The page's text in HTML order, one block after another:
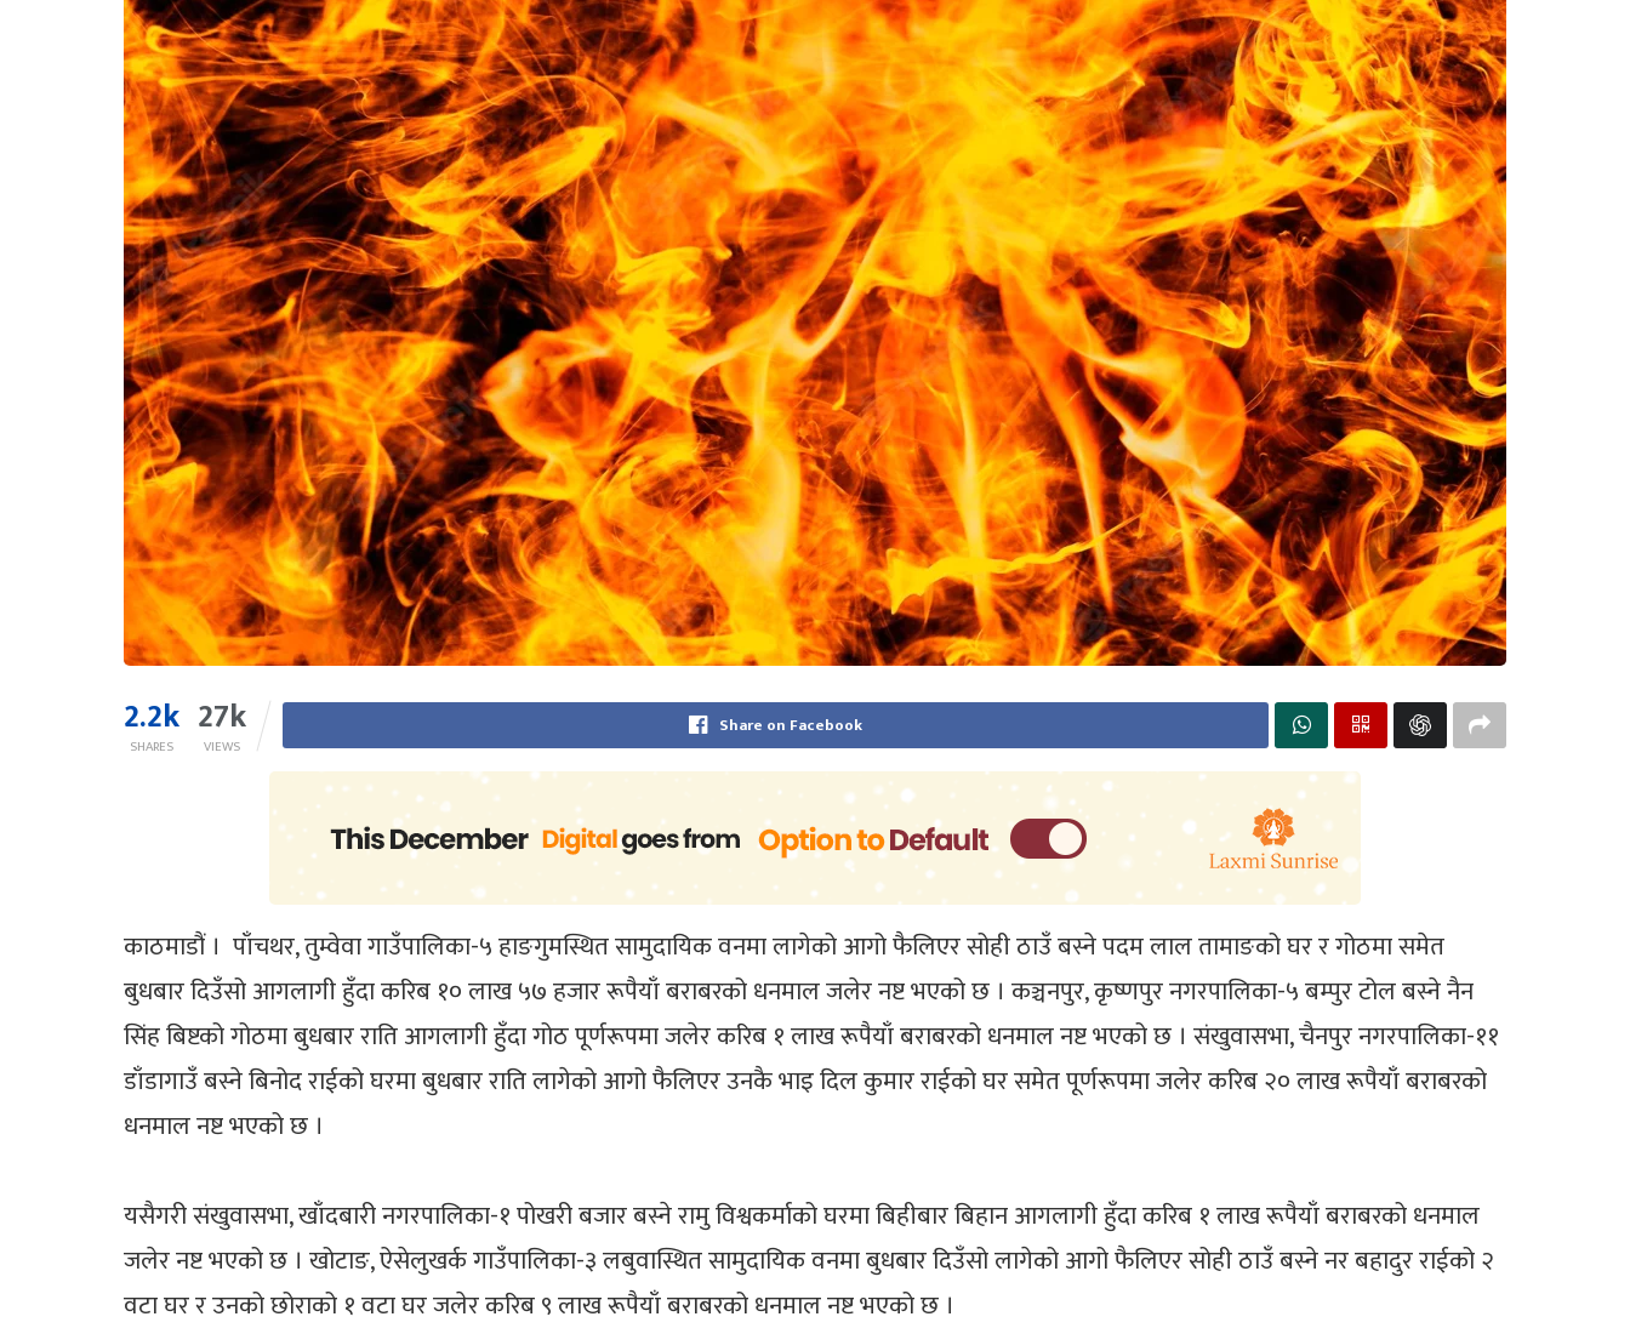
2.2k
SHARES
27k
VIEWS
Share on Facebook
काठमाडौं । पाँचथर, तुम्वेवा गाउँपालिका-५ हाङगुमस्थित सामुदायिक वनमा लागेको आगो फैलिएर सोही ठाउँ बस्ने पदम लाल तामाङको घर र गोठमा समेत
बुधबार दिउँसो आगलागी हुँदा करिब १० लाख ५७ हजार रूपैयाँ बराबरको धनमाल जलेर नष्ट भएको छ । कञ्चनपुर, कृष्णपुर नगरपालिका-५ बम्पुर टोल बस्ने नैन
सिंह बिष्टको गोठमा बुधबार राति आगलागी हुँदा गोठ पूर्णरूपमा जलेर करिब १ लाख रूपैयाँ बराबरको धनमाल नष्ट भएको छ । संखुवासभा, चैनपुर नगरपालिका-११
डाँडागाउँ बस्ने बिनोद राईको घरमा बुधबार राति लागेको आगो फैलिएर उनकै भाइ दिल कुमार राईको घर समेत पूर्णरूपमा जलेर करिब २० लाख रूपैयाँ बराबरको
धनमाल नष्ट भएको छ ।
यसैगरी संखुवासभा, खाँदबारी नगरपालिका-१ पोखरी बजार बस्ने रामु विश्वकर्माको घरमा बिहीबार बिहान आगलागी हुँदा करिब १ लाख रूपैयाँ बराबरको धनमाल
जलेर नष्ट भएको छ । खोटाङ, ऐसेलुखर्क गाउँपालिका-३ लबुवास्थित सामुदायिक वनमा बुधबार दिउँसो लागेको आगो फैलिएर सोही ठाउँ बस्ने नर बहादुर राईको २
वटा घर र उनको छोराको १ वटा घर जलेर करिब ९ लाख रूपैयाँ बराबरको धनमाल नष्ट भएको छ ।